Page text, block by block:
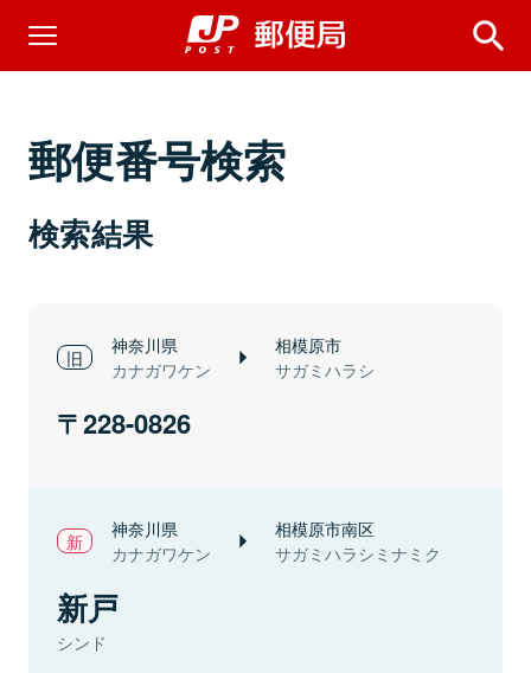
郵便番号検索
検索結果
神奈川県
カナガワケン
相模原市
サガミハラシ
228-0826
神奈川県
カナガワケン
相模原市南区
サガミハラシミナミク
新戸
シンド